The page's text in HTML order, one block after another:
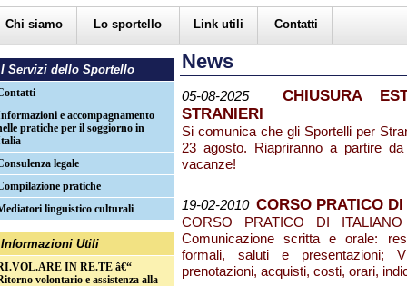
Chi siamo Lo sportello Link utili Contatti
I Servizi dello Sportello
e accompagnamento
pratiche per il soggiorno in
legale
pratiche
linguistico culturali
Informazioni Utili
IN RE.TE â€“
volontario e assistenza alla
News
05-08-2025
CHIUSURA
STRANIERI
Si comunica che gli Sportelli per
23 agosto. Riapriranno a partire
vacanze!
19-02-2010 CORSO PRATICO
CORSO PRATICO DI
Comunicazione scritta e orale:
formali, saluti e presentazioni;
prenotazioni, acquisti, costi, orari,